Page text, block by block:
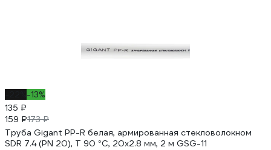
-13%
135 ₽
159 ₽173 ₽
Труба Gigant PP-R белая, армированная стекловолокном
SDR 7.4 (PN 20), T 90 °С, 20x2.8 мм, 2 м GSG-11